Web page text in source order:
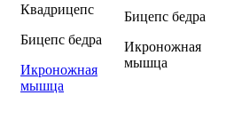
Квадрицепс
Бицепс бедра
Икроножная
мышца
Бицепс бедра
Икроножная
мышца